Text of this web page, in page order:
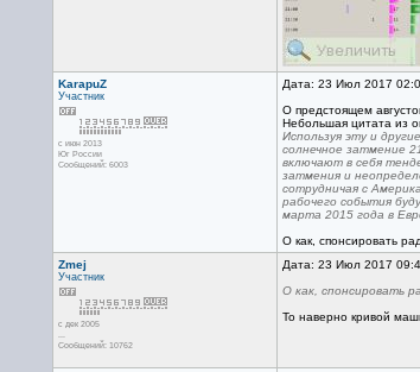
KarapuZ
Участник
с июн 2013
Юг России
Сообщений: 6003
Дата: 23 Июл 2017
О предстоящем
Небольшая цитата из
Используя эту и
солнечное затмение
включают в себя
затмения и
сотрудничая с
рабочего события
марта 2015 года в
О как, спонсировать
Zmej
Участник
с дек 2005
...
Сообщений: 10762
Дата: 23 Июл 2017
О как, спонсировать
То наверно кривой